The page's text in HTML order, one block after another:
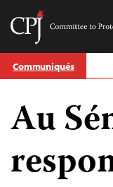
Skip
to Communiqués
Au